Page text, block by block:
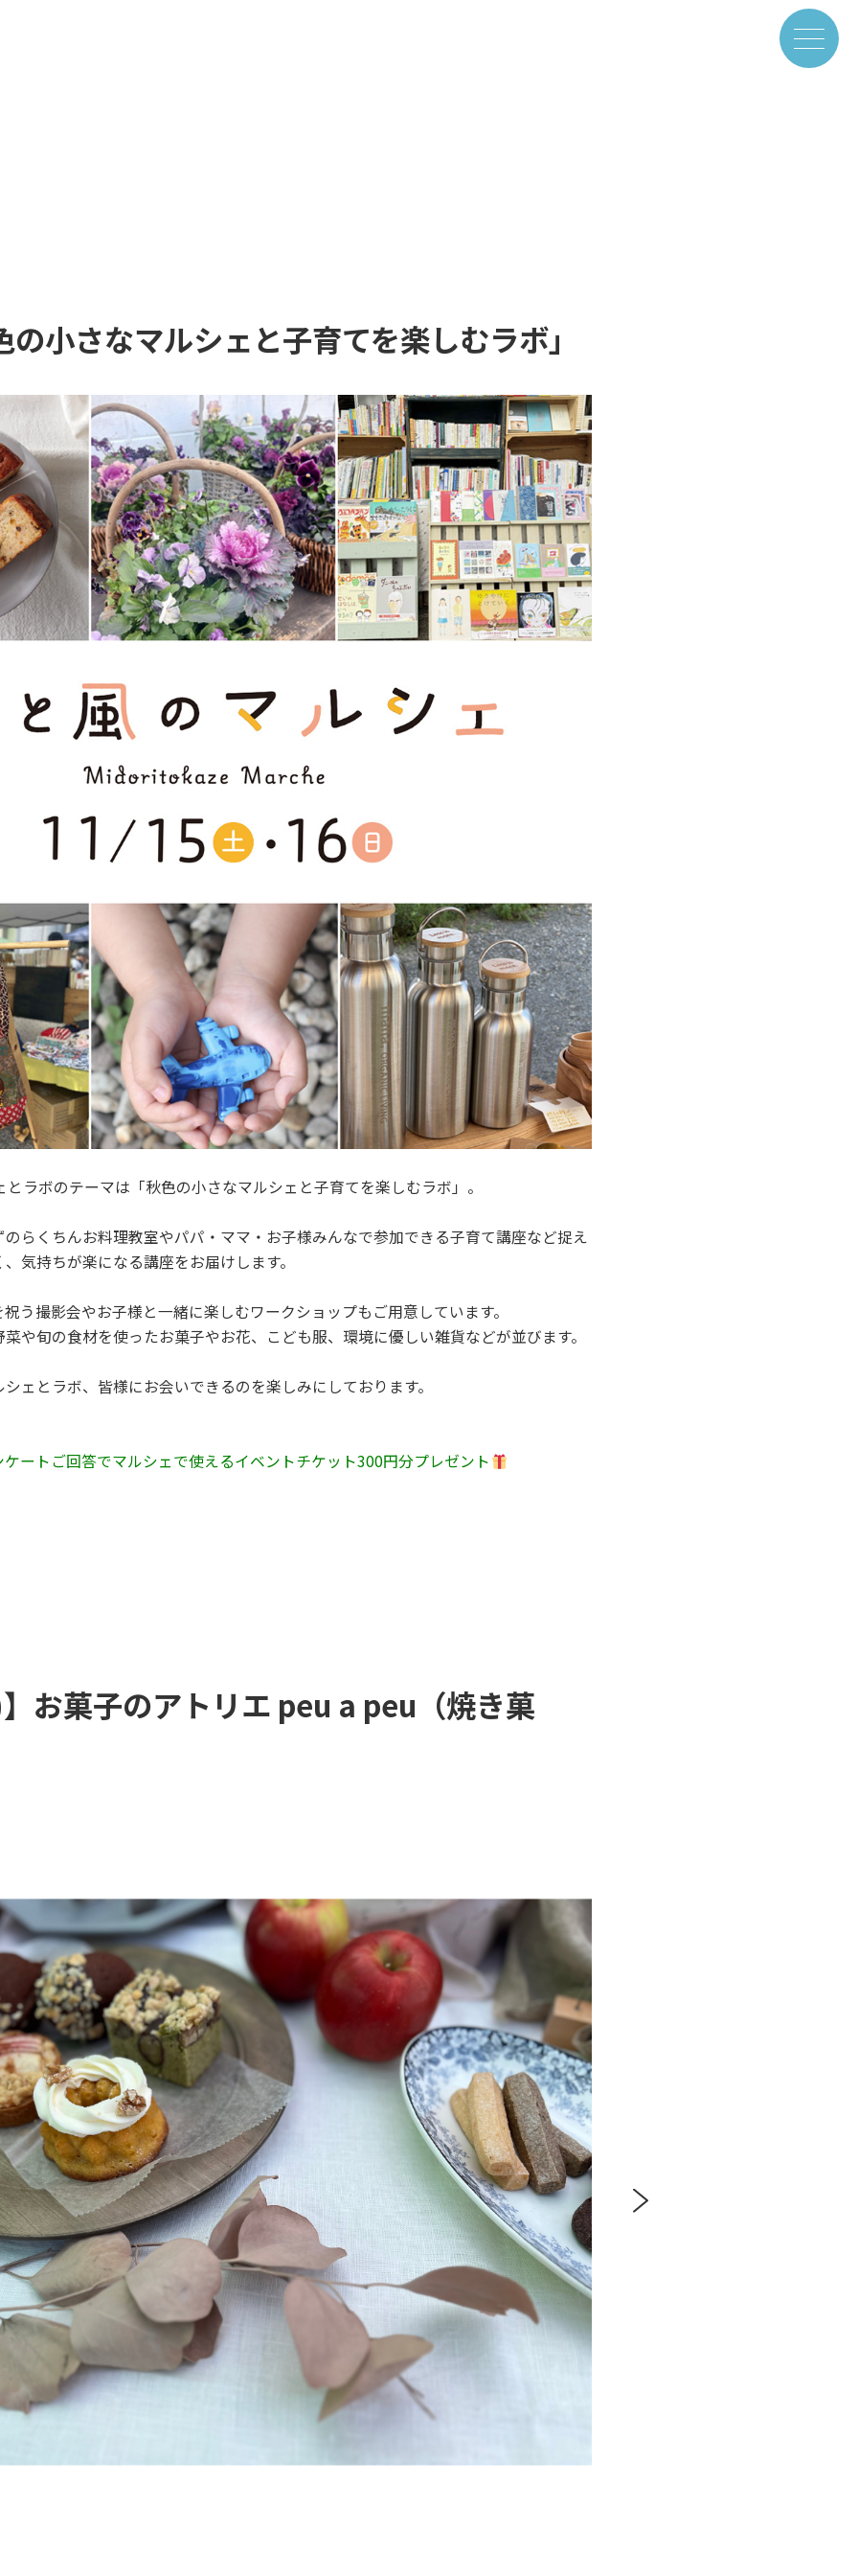
小さなマルシェと子育てを楽しむラボ」
ラボのテーマは「秋色の小さなマルシェと子育てを楽しむラボ」。
らくちんお料理教室やパパ・ママ・お子様みんなで参加できる子育て講座など捉え
気持ちが楽になる講座をお届けします。
う撮影会やお子様と一緒に楽しむワークショップもご用意しています。
や旬の食材を使ったお菓子やお花、こども服、環境に優しい雑貨などが並びます。
ェとラボ、皆様にお会いできるのを楽しみにしております。
ートご回答でマルシェで使えるイベントチケット300円分プレゼント
お菓子のアトリエ peu a peu（焼き菓